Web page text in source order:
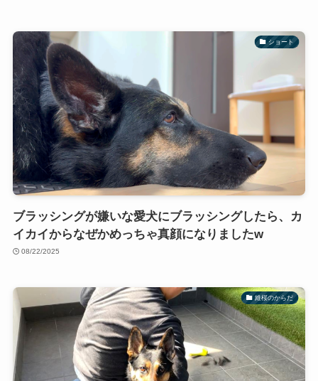
ショート
ブラッシングが嫌いな愛犬にブラッシングしたら、カ
イカイからなぜかめっちゃ真顔になりましたw
08/22/2025
維桜のからだ